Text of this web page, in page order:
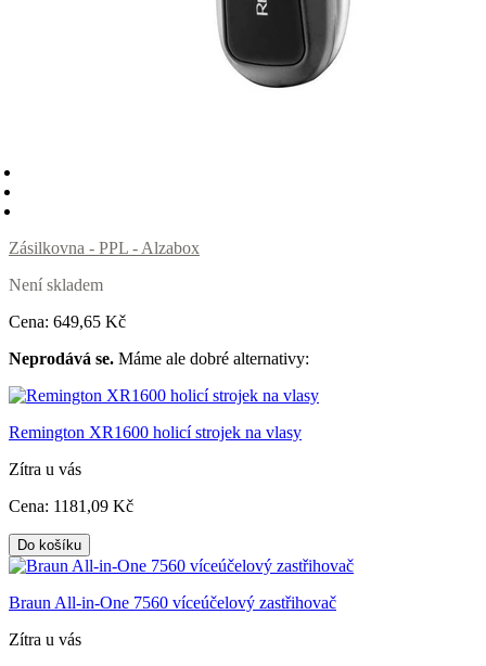
Zásilkovna - PPL - Alzabox
Není skladem
Cena: 649,65 Kč
Neprodává se. Máme ale dobré alternativy:
Remington XR1600 holicí strojek na vlasy
Zítra u vás
Cena: 1181 ,09 Kč
Do košíku
Braun All-in-One 7560 víceúčelový zastřihovač
Zítra u vás